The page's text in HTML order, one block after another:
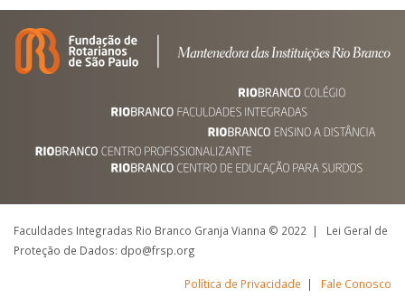
Faculdades Integradas Rio Branco Granja Vianna © 2022 | Lei Geral de
Proteção de Dados: dpo@frsp.org
Política de Privacidade | Fale Conosco